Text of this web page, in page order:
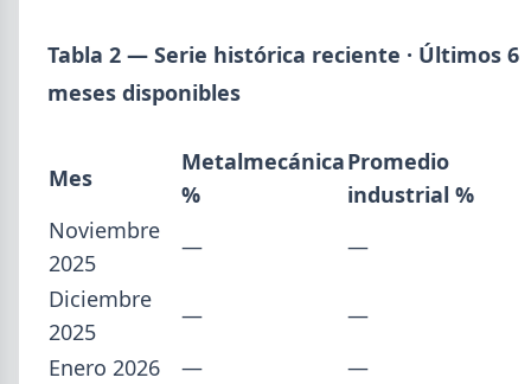
Tabla 2 — Serie histórica reciente · Últimos 6
meses disponibles
Mes
Metalmecánica
%
Promedio
industrial %
Noviembre
2025
—
—
Diciembre
2025
—
—
Enero 2026
—
—